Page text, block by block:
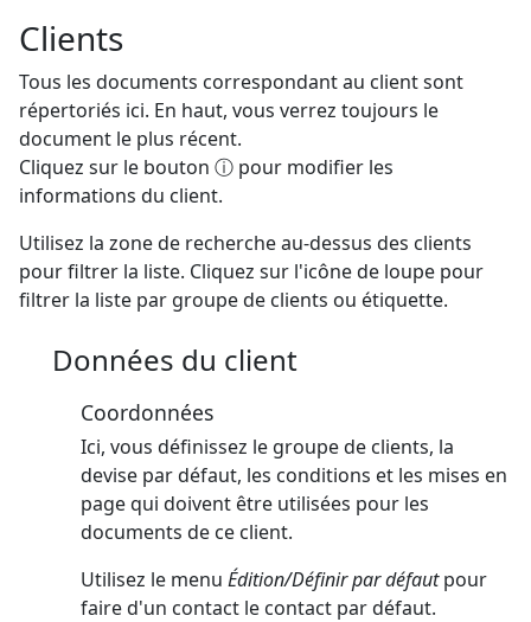
Clients
Tous les documents correspondant au client sont
répertoriés ici. En haut, vous verrez toujours le
document le plus récent.
Cliquez sur le bouton ⓘ pour modifier les
informations du client.
Utilisez la zone de recherche au-dessus des clients
pour filtrer la liste. Cliquez sur l'icône de loupe pour
filtrer la liste par groupe de clients ou étiquette.
Données du client
Coordonnées
Ici, vous définissez le groupe de clients, la
devise par défaut, les conditions et les mises en
page qui doivent être utilisées pour les
documents de ce client.
Utilisez le menu Édition/Définir par défautpour
faire d'un contact le contact par défaut.